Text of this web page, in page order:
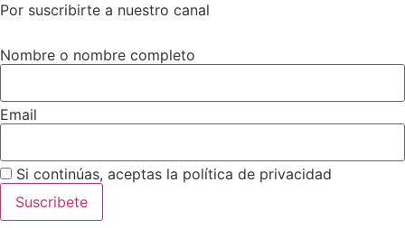
Por suscribirte a nuestro canal
Nombre o nombre completo
Email
Si continúas, aceptas la política de privacidad